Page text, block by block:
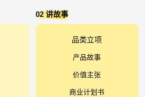
品类立项
产品故事
价值主张
商业计划书
02 讲故事